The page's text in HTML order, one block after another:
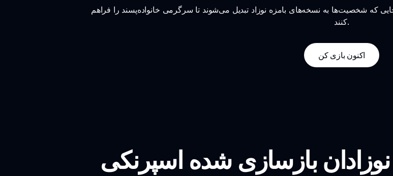
که شخصیت‌ها به نسخه‌های بامزه نوزاد تبدیل می‌شوند تا سرگرمی خانواده‌پسند را فراهم
کنند.
اکنون بازی کن
بازسازی شده اسپرنکی